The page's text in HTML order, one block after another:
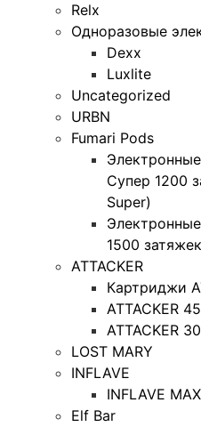
Relx
Одноразовые
Dexx
Luxlite
Uncategorized
URBN
Fumari Pods
Супер 1200
Super)
1500
ATTACKER
Картриджи
ATTACKER
ATTACKER
LOST MARY
INFLAVE
INFLAVE MAX
Elf Bar